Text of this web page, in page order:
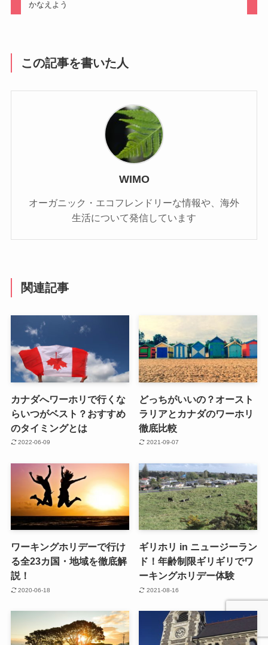
かなえよう
この記事を書いた人
WIMO
オーガニック・エコフレンドリーな情報や、海外
生活について発信しています
関連記事
カナダへワーホリで行くな
らいつがベスト？おすすめ
のタイミングとは
2022-06-09
どっちがいいの？オースト
ラリアとカナダのワーホリ
徹底比較
2021-09-07
ワーキングホリデーで行け
る全23カ国・地域を徹底解
説！
2020-06-18
ギリホリ in ニュージーラン
ド！年齢制限ギリギリでワ
ーキングホリデー体験
2021-08-16